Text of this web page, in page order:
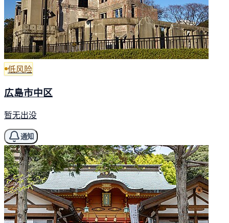
低风险
広島市中区
暂无出没
通知